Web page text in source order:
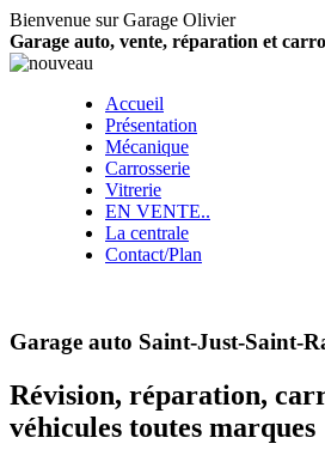
Bienvenue sur Garage Olivier
Garage auto, vente, réparation et
Accueil
Présentation
Mécanique
Carrosserie
Vitrerie
EN VENTE..
La centrale
Contact/Plan
Garage auto Saint-Just-Saint-
Révision, réparation,
véhicules toutes marques